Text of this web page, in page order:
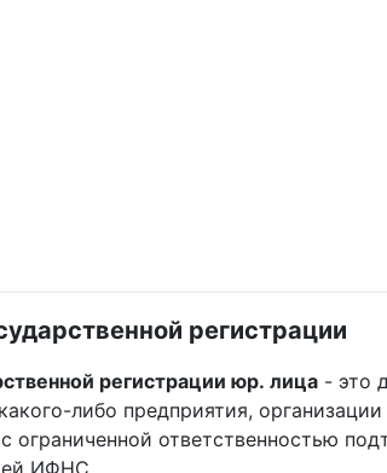
регистрации
регистрации юр. лица - это
либо предприятия,
ограниченной ответственностью